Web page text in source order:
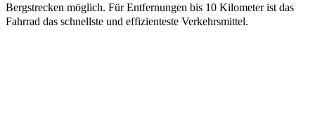
Bergstrecken möglich. Für Entfernungen bis 10 Kilometer ist das
Fahrrad das schnellste und effizienteste Verkehrsmittel.